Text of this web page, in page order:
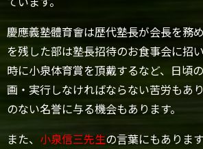
慶應義塾體育會は歴代塾長が会長を務
を残した部は塾長招待のお食事会に招
時に小泉体育賞を頂戴するなど、日頃
画・実行しなければならない苦労もあ
のない名誉に与る機会もあります。
また、 小泉信三先生の言葉にもありま